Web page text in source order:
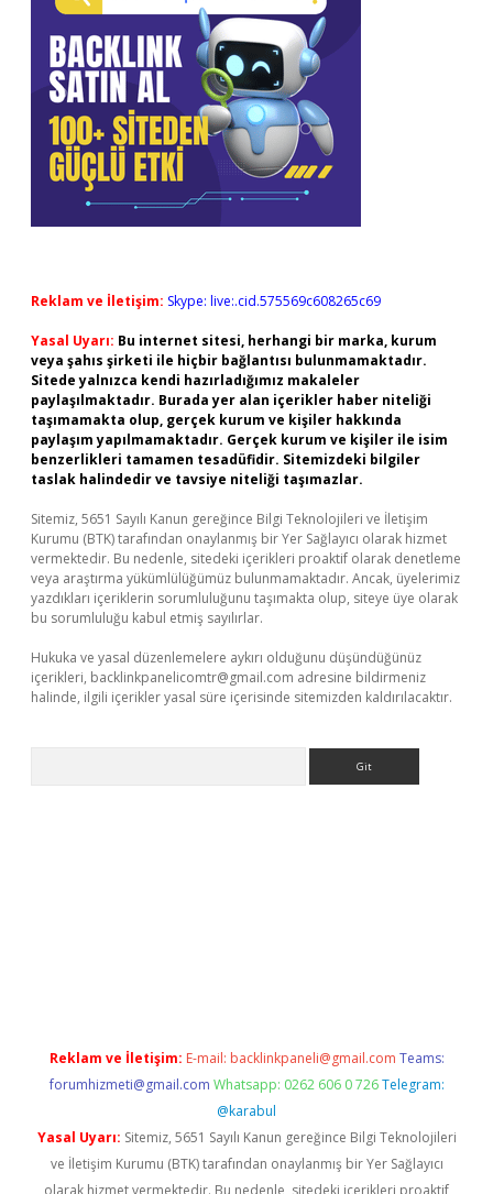
Reklam ve İletişim: Skype: live:.cid.575569c608265c69
Yasal Uyarı: Bu internet sitesi, herhangi bir marka, kurum
veya şahıs şirketi ile hiçbir bağlantısı bulunmamaktadır.
Sitede yalnızca kendi hazırladığımız makaleler
paylaşılmaktadır. Burada yer alan içerikler haber niteliği
taşımamakta olup, gerçek kurum ve kişiler hakkında
paylaşım yapılmamaktadır. Gerçek kurum ve kişiler ile isim
benzerlikleri tamamen tesadüfidir. Sitemizdeki bilgiler
taslak halindedir ve tavsiye niteliği taşımazlar.
Sitemiz, 5651 Sayılı Kanun gereğince Bilgi Teknolojileri ve İletişim
Kurumu (BTK) tarafından onaylanmış bir Yer Sağlayıcı olarak hizmet
vermektedir. Bu nedenle, sitedeki içerikleri proaktif olarak denetleme
veya araştırma yükümlülüğümüz bulunmamaktadır. Ancak, üyelerimiz
yazdıkları içeriklerin sorumluluğunu taşımakta olup, siteye üye olarak
bu sorumluluğu kabul etmiş sayılırlar.
Hukuka ve yasal düzenlemelere aykırı olduğunu düşündüğünüz
içerikleri, backlinkpanelicomtr@gmail.com adresine bildirmeniz
halinde, ilgili içerikler yasal süre içerisinde sitemizden kaldırılacaktır.
Reklam ve İletişim: E-mail: backlinkpaneli@gmail.com Teams:
forumhizmeti@gmail.com Whatsapp: 0262 606 0 726 Telegram:
@karabul
Yasal Uyarı: Sitemiz, 5651 Sayılı Kanun gereğince Bilgi Teknolojileri
ve İletişim Kurumu (BTK) tarafından onaylanmış bir Yer Sağlayıcı
olarak hizmet vermektedir. Bu nedenle, sitedeki içerikleri proaktif